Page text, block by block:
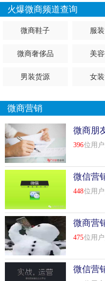
火爆微商频道查询
微商鞋子 服
微商奢侈品 美
男装货源 女
微商营销
微商朋
人不反
396位用
微信营
和复购
448位用
微商营
475位用
微信营